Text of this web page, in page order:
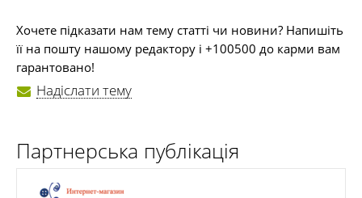
Хочете підказати нам тему статті чи новини? Напишіть
її на пошту нашому редактору і +100500 до карми вам
гарантовано!
Надіслати тему
Партнерська публікація